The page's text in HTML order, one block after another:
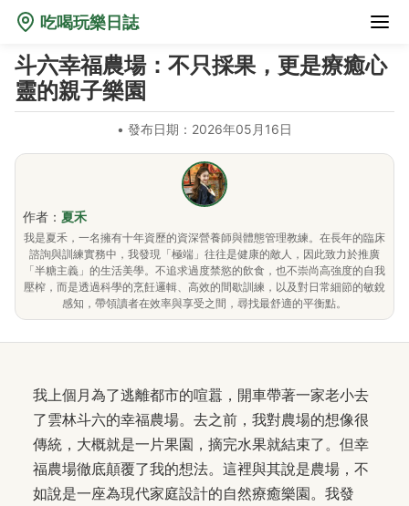
吃喝玩樂日誌
斗六幸福農場：不只採果，更是療癒心
靈的親子樂園
• 發布日期：2026年05月16日
作者： 夏禾
我是夏禾，一名擁有十年資歷的資深營養師與體態管理教練。在長年的臨床
諮詢與訓練實務中，我發現「極端」往往是健康的敵人，因此致力於推廣
「半糖主義」的生活美學。不追求過度禁慾的飲食，也不崇尚高強度的自我
壓榨，而是透過科學的烹飪邏輯、高效的間歇訓練，以及對日常細節的敏銳
感知，帶領讀者在效率與享受之間，尋找最舒適的平衡點。
我上個月為了逃離都市的喧囂，開車帶著一家老小去
了雲林斗六的幸福農場。去之前，我對農場的想像很
傳統，大概就是一片果園，摘完水果就結束了。但幸
福農場徹底顛覆了我的想法。這裡與其說是農場，不
如說是一座為現代家庭設計的自然療癒樂園。我發